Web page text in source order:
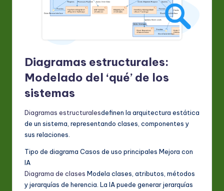
Diagramas estructurales:
Modelado del ‘qué’ de los
sistemas
Diagramas estructuralesdefinen la arquitectura estática
de un sistema, representando clases, componentes y
sus relaciones.
Tipo de diagrama Casos de uso principales Mejora con
IA
Diagrama de clases Modela clases, atributos, métodos
y jerarquías de herencia. La IA puede generar jerarquías